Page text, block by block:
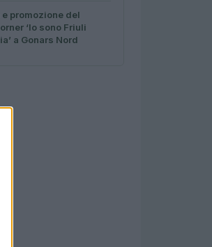
promozione del
‘Io sono Friuli
a Gonars Nord